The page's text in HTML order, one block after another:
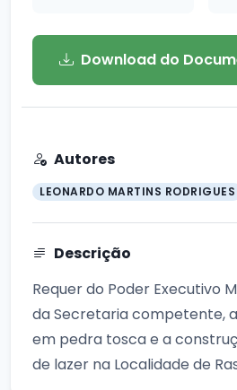
Download do
Autores
LEONARDO MARTINS RODRIGUES
Descrição
Requer do Poder Executivo
da Secretaria competente,
em pedra tosca e a
de lazer na Localidade de